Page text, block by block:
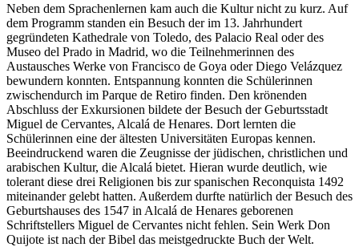
Neben dem Sprachenlernen kam auch die Kultur nicht zu kurz. Auf
dem Programm standen ein Besuch der im 13. Jahrhundert
gegründeten Kathedrale von Toledo, des Palacio Real oder des
Museo del Prado in Madrid, wo die Teilnehmerinnen des
Austausches Werke von Francisco de Goya oder Diego Velázquez
bewundern konnten. Entspannung konnten die Schülerinnen
zwischendurch im Parque de Retiro finden. Den krönenden
Abschluss der Exkursionen bildete der Besuch der Geburtsstadt
Miguel de Cervantes, Alcalá de Henares. Dort lernten die
Schülerinnen eine der ältesten Universitäten Europas kennen.
Beeindruckend waren die Zeugnisse der jüdischen, christlichen und
arabischen Kultur, die Alcalá bietet. Hieran wurde deutlich, wie
tolerant diese drei Religionen bis zur spanischen Reconquista 1492
miteinander gelebt hatten. Außerdem durfte natürlich der Besuch des
Geburtshauses des 1547 in Alcalá de Henares geborenen
Schriftstellers Miguel de Cervantes nicht fehlen. Sein Werk Don
Quijote ist nach der Bibel das meistgedruckte Buch der Welt.